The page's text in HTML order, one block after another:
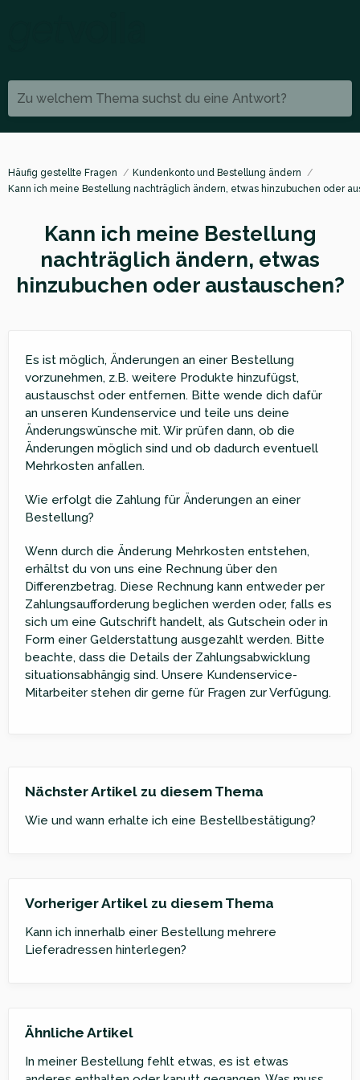
Zu welchem Thema suchst du eine Antwort?
Häufig gestellte Fragen
Kundenkonto und Bestellung ändern
Kann ich meine Bestellung nachträglich ändern, etwas hinzubuchen oder
Kann ich meine Bestellung
nachträglich ändern, etwas
hinzubuchen oder austauschen?
Es ist möglich, Änderungen an einer Bestellung
vorzunehmen, z.B. weitere Produkte hinzufügst,
austauschst oder entfernen. Bitte wende dich dafür
an unseren Kundenservice und teile uns deine
Änderungswünsche mit. Wir prüfen dann, ob die
Änderungen möglich sind und ob dadurch eventuell
Mehrkosten anfallen.
Wie erfolgt die Zahlung für Änderungen an einer
Bestellung?
Wenn durch die Änderung Mehrkosten entstehen,
erhältst du von uns eine Rechnung über den
Differenzbetrag. Diese Rechnung kann entweder per
Zahlungsaufforderung beglichen werden oder, falls es
sich um eine Gutschrift handelt, als Gutschein oder in
Form einer Gelderstattung ausgezahlt werden. Bitte
beachte, dass die Details der Zahlungsabwicklung
situationsabhängig sind. Unsere Kundenservice-
Mitarbeiter stehen dir gerne für Fragen zur Verfügung.
Nächster Artikel zu diesem Thema
Wie und wann erhalte ich eine Bestellbestätigung?
Vorheriger Artikel zu diesem Thema
Kann ich innerhalb einer Bestellung mehrere
Lieferadressen hinterlegen?
Ähnliche Artikel
In meiner Bestellung fehlt etwas, es ist etwas